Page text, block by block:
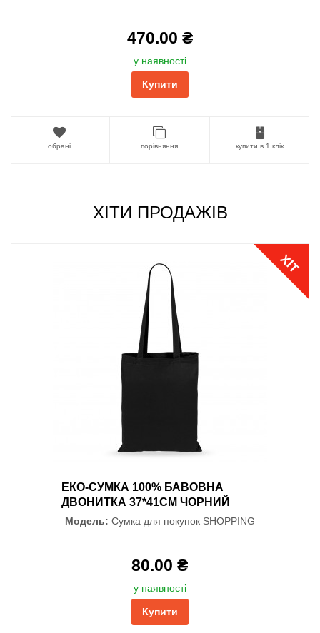
470.00 ₴
у наявності
Купити
обрані порівняння купити в 1 клік
ХІТИ ПРОДАЖІВ
ХІТ
ЕКО-СУМКА 100% БАВОВНА
ДВОНИТКА 37*41СМ ЧОРНИЙ
Модель: Сумка для покупок SHOPPING
80.00 ₴
у наявності
Купити